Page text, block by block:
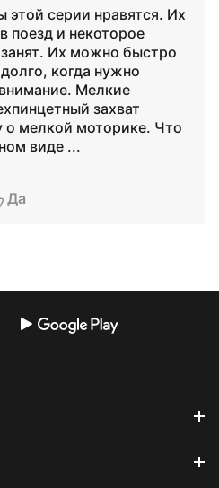
этой серии нравятся. Их
поезд и некоторое
Их можно быстро
когда нужно
Мелкие
захват
о мелкой моторике. Что
виде ...
Да